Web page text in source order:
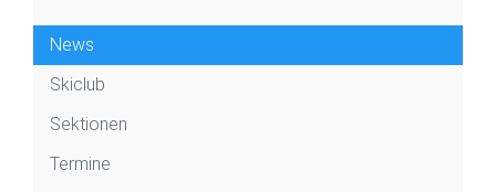
News
Skiclub
Sektionen
Termine